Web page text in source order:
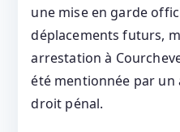
une mise en garde
déplacements futurs,
arrestation à
été mentionnée par un
droit pénal.